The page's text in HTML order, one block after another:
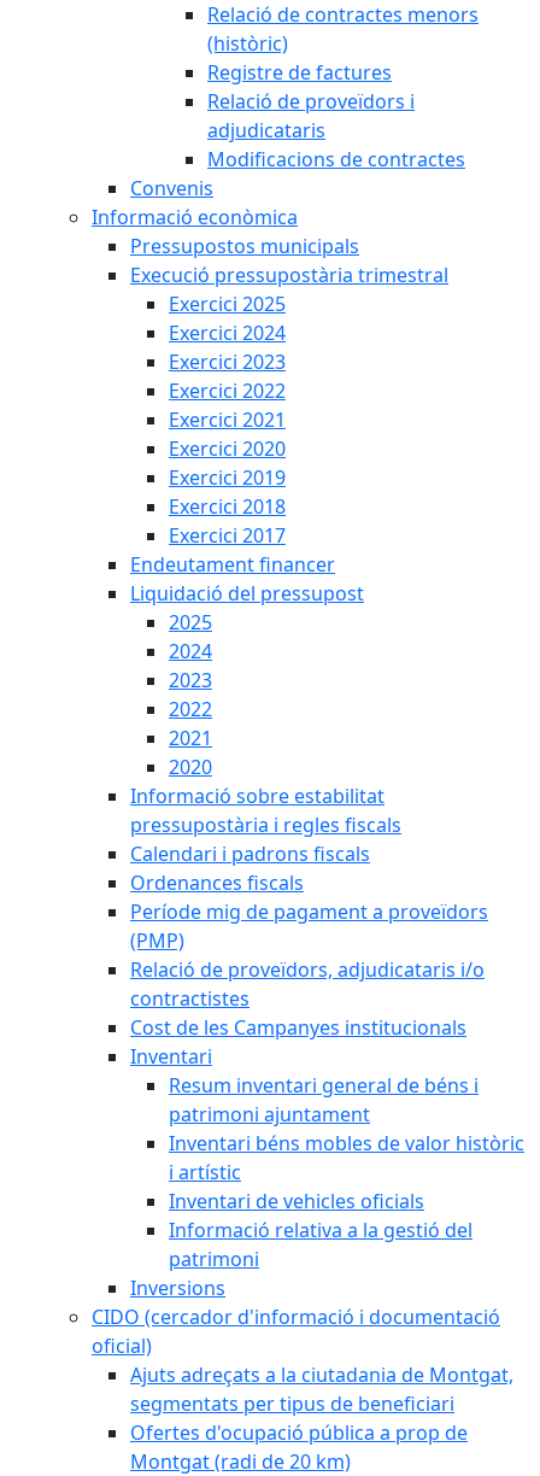
Relació de contractes menors
(històric)
Registre de factures
Relació de proveïdors i
adjudicataris
Modificacions de contractes
Convenis
Informació econòmica
Pressupostos municipals
Execució pressupostària trimestral
Exercici 2025
Exercici 2024
Exercici 2023
Exercici 2022
Exercici 2021
Exercici 2020
Exercici 2019
Exercici 2018
Exercici 2017
Endeutament financer
Liquidació del pressupost
2025
2024
2023
2022
2021
2020
Informació sobre estabilitat
pressupostària i regles fiscals
Calendari i padrons fiscals
Ordenances fiscals
Període mig de pagament a proveïdors
(PMP)
Relació de proveïdors, adjudicataris i/o
contractistes
Cost de les Campanyes institucionals
Inventari
Resum inventari general de béns i
patrimoni ajuntament
Inventari béns mobles de valor històric
i artístic
Inventari de vehicles oficials
Informació relativa a la gestió del
patrimoni
Inversions
CIDO (cercador d'informació i documentació
oficial)
Ajuts adreçats a la ciutadania de Montgat,
segmentats per tipus de beneficiari
Ofertes d'ocupació pública a prop de
Montgat (radi de 20 km)